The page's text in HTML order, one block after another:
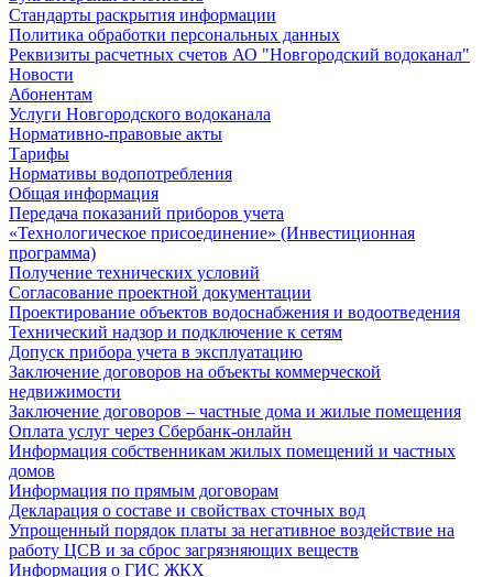
Стандарты раскрытия информации
Политика обработки персональных данных
Реквизиты расчетных счетов АО "Новгородский водоканал"
Новости
Абонентам
Услуги Новгородского водоканала
Нормативно-правовые акты
Тарифы
Нормативы водопотребления
Общая информация
Передача показаний приборов учета
«Технологическое присоединение» (Инвестиционная
программа)
Получение технических условий
Согласование проектной документации
Проектирование объектов водоснабжения и водоотведения
Технический надзор и подключение к сетям
Допуск прибора учета в эксплуатацию
Заключение договоров на объекты коммерческой
недвижимости
Заключение договоров – частные дома и жилые помещения
Оплата услуг через Сбербанк-онлайн
Информация собственникам жилых помещений и частных
домов
Информация по прямым договорам
Декларация о составе и свойствах сточных вод
Упрощенный порядок платы за негативное воздействие на
работу ЦСВ и за сброс загрязняющих веществ
Информация о ГИС ЖКХ